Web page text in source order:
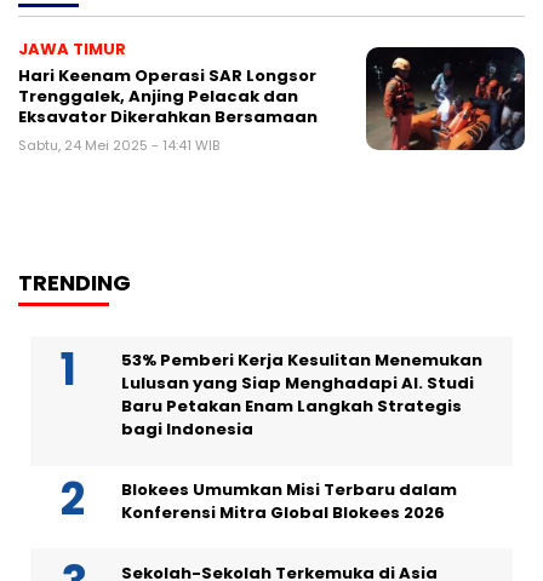
JAWA TIMUR
Hari Keenam Operasi SAR Longsor
Trenggalek, Anjing Pelacak dan
Eksavator Dikerahkan Bersamaan
Sabtu, 24 Mei 2025 - 14:41 WIB
TRENDING
53% Pemberi Kerja Kesulitan Menemukan
Lulusan yang Siap Menghadapi AI. Studi
Baru Petakan Enam Langkah Strategis
bagi Indonesia
Blokees Umumkan Misi Terbaru dalam
Konferensi Mitra Global Blokees 2026
Sekolah-Sekolah Terkemuka di Asia